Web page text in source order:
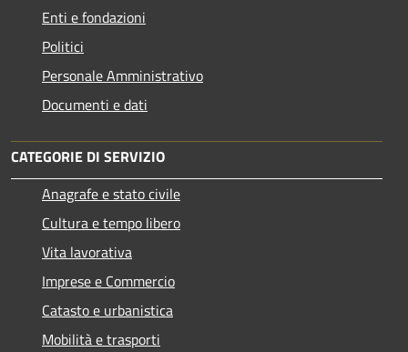
Enti e fondazioni
Politici
Personale Amministrativo
Documenti e dati
CATEGORIE DI SERVIZIO
Anagrafe e stato civile
Cultura e tempo libero
Vita lavorativa
Imprese e Commercio
Catasto e urbanistica
Mobilità e trasporti